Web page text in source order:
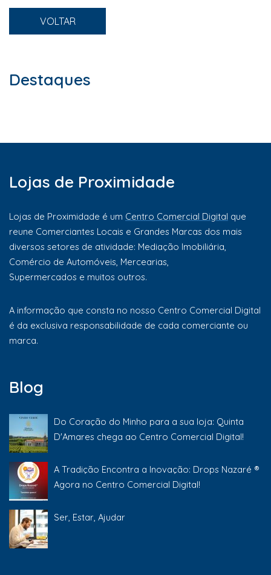
VOLTAR
Destaques
Lojas de Proximidade
Lojas de Proximidade é um Centro Comercial Digital que
reune Comerciantes Locais e Grandes Marcas dos mais
diversos setores de atividade: Mediação Imobiliária,
Comércio de Automóveis, Mercearias,
Supermercados e muitos outros.
A informação que consta no nosso Centro Comercial Digital
é da exclusiva responsabilidade de cada comerciante ou
marca.
Blog
Do Coração do Minho para a sua loja: Quinta
D'Amares chega ao Centro Comercial Digital!
A Tradição Encontra a Inovação: Drops Nazaré ®
Agora no Centro Comercial Digital!
Ser, Estar, Ajudar